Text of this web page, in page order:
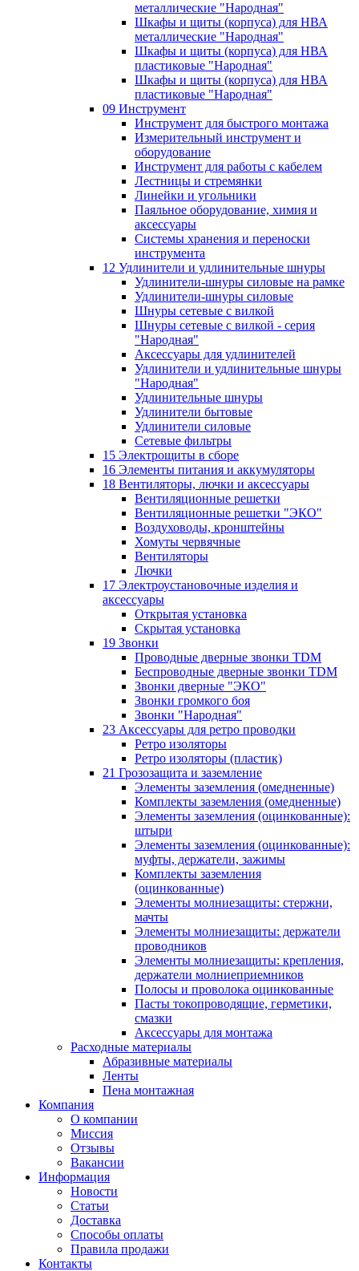
металлические "Народная"
Шкафы и щиты (корпуса) для НВА
металлические "Народная"
Шкафы и щиты (корпуса) для НВА
пластиковые "Народная"
Шкафы и щиты (корпуса) для НВА
пластиковые "Народная"
09 Инструмент
Инструмент для быстрого монтажа
Измерительный инструмент и
оборудование
Инструмент для работы с кабелем
Лестницы и стремянки
Линейки и угольники
Паяльное оборудование, химия и
аксессуары
Системы хранения и переноски
инструмента
12 Удлинители и удлинительные шнуры
Удлинители-шнуры силовые на рамке
Удлинители-шнуры силовые
Шнуры сетевые с вилкой
Шнуры сетевые с вилкой - серия
"Народная"
Аксессуары для удлинителей
Удлинители и удлинительные шнуры
"Народная"
Удлинительные шнуры
Удлинители бытовые
Удлинители силовые
Сетевые фильтры
15 Электрощиты в сборе
16 Элементы питания и аккумуляторы
18 Вентиляторы, лючки и аксессуары
Вентиляционные решетки
Вентиляционные решетки "ЭКО"
Воздуховоды, кронштейны
Хомуты червячные
Вентиляторы
Лючки
17 Электроустановочные изделия и
аксессуары
Открытая установка
Скрытая установка
19 Звонки
Проводные дверные звонки TDM
Беспроводные дверные звонки TDM
Звонки дверные "ЭКО"
Звонки громкого боя
Звонки "Народная"
23 Аксессуары для ретро проводки
Ретро изоляторы
Ретро изоляторы (пластик)
21 Грозозащита и заземление
Элементы заземления (омедненные)
Комплекты заземления (омедненные)
Элементы заземления (оцинкованные):
штыри
Элементы заземления (оцинкованные):
муфты, держатели, зажимы
Комплекты заземления
(оцинкованные)
Элементы молниезащиты: стержни,
мачты
Элементы молниезащиты: держатели
проводников
Элементы молниезащиты: крепления,
держатели молниеприемников
Полосы и проволока оцинкованные
Пасты токопроводящие, герметики,
смазки
Аксессуары для монтажа
Расходные материалы
Абразивные материалы
Ленты
Пена монтажная
Компания
О компании
Миссия
Отзывы
Вакансии
Информация
Новости
Статьи
Доставка
Способы оплаты
Правила продажи
Контакты